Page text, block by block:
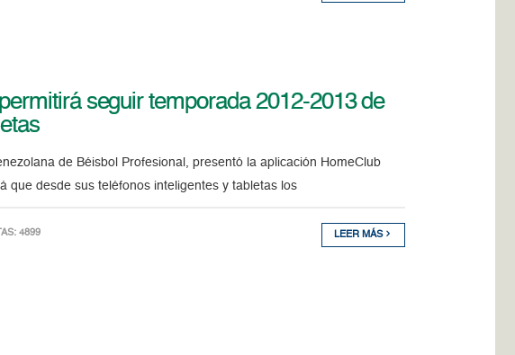
seguir temporada 2012-2013 de
de Béisbol Profesional, presentó la aplicación HomeClub
que desde sus teléfonos inteligentes y tabletas los
4899 LEER MÁS